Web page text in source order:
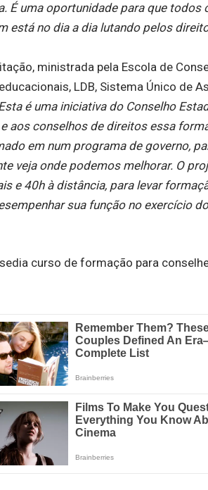
É uma oportunidade para que
está no dia a dia lutando pelos
ministrada pela Escola de
LDB, Sistema Único de
é uma iniciativa do Conselho
aos conselhos de direitos essa
em num programa de governo,
veja onde podemos melhorar. O
e 40h à distância, para levar
sua função no exercício